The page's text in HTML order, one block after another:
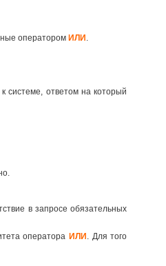
операторомИЛИ.
системе, ответом на который
в запросе обязательных
оператораИЛИ. Для того